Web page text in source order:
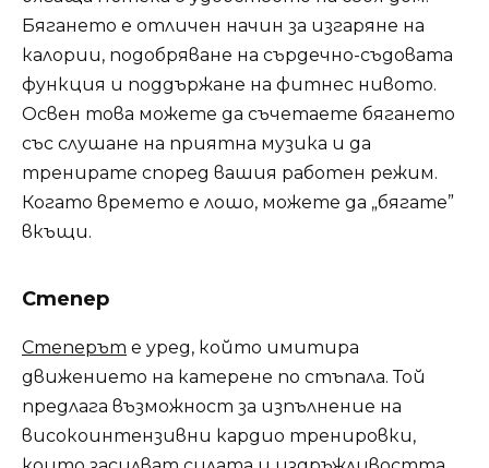
Бягането е отличен начин за изгаряне на
калории, подобряване на сърдечно-съдовата
функция и поддържане на фитнес нивото.
Освен това можете да съчетаете бягането
със слушане на приятна музика и да
тренирате според вашия работен режим.
Когато времето е лошо, можете да „бягате”
вкъщи.
Степер
Степерът е уред, който имитира
движението на катерене по стъпала. Той
предлага възможност за изпълнение на
високоинтензивни кардио тренировки,